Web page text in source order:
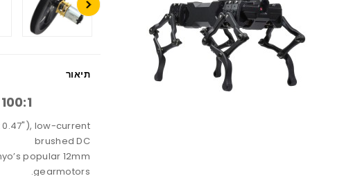
תיאור
100:1 Micro Metal Gearmotor
0.47"), low-current
brushed DC
popular 12mm
gearmotors.